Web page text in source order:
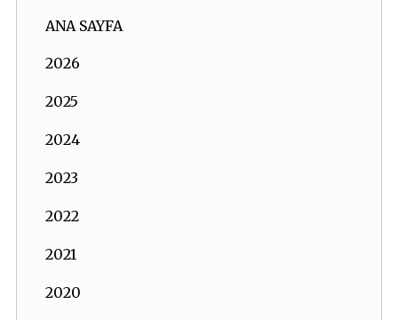
ANA SAYFA
2026
2025
2024
2023
2022
2021
2020